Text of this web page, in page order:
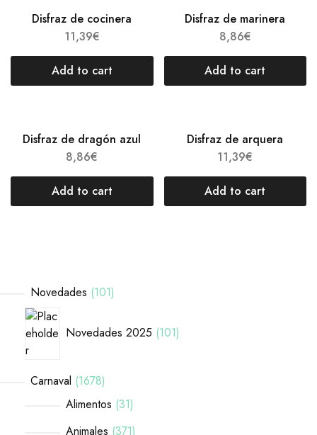
Disfraz de cocinera
11,39€
Add to cart
Disfraz de marinera
8,86€
Add to cart
Disfraz de dragón azul
8,86€
Add to cart
Disfraz de arquera
11,39€
Add to cart
Novedades 101
Novedades 2025 101
Carnaval 1678
Alimentos 31
Animales 371